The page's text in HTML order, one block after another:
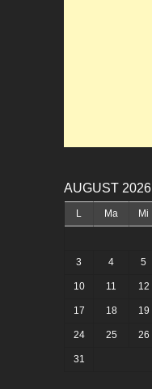
AUGUST 2026
L Ma Mi
3 4 5
10 11 12
17 18 19
24 25 26
31